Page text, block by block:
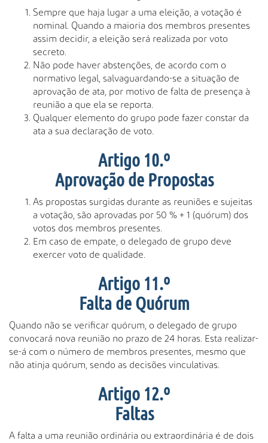
Sempre que haja lugar a uma eleição, a votação é
nominal. Quando a maioria dos membros presentes
assim decidir, a eleição será realizada por voto
secreto.
Não pode haver abstenções, de acordo com o
normativo legal, salvaguardando-se a situação de
aprovação de ata, por motivo de falta de presença à
reunião a que ela se reporta.
Qualquer elemento do grupo pode fazer constar da
ata a sua declaração de voto.
Artigo 10.º
Aprovação de Propostas
As propostas surgidas durante as reuniões e sujeitas
a votação, são aprovadas por 50 % + 1 (quórum) dos
votos dos membros presentes.
Em caso de empate, o delegado de grupo deve
exercer voto de qualidade.
Artigo 11.º
Falta de Quórum
Quando não se verificar quórum, o delegado de grupo
convocará nova reunião no prazo de 24 horas. Esta realizar-
se-á com o número de membros presentes, mesmo que
não atinja quórum, sendo as decisões vinculativas.
Artigo 12.º
Faltas
A falta a uma reunião ordinária ou extraordinária é de dois